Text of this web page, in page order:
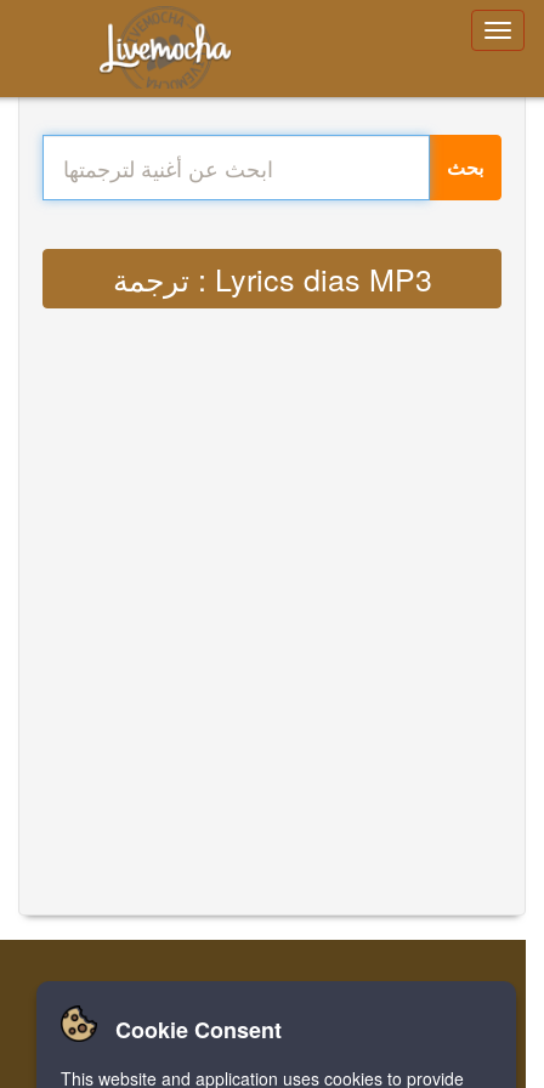
بحث
ترجمة : Lyrics dias MP3
الصفحة الرئيسية تسجيل الدخول
ترجمة الموسيقى
Cookie Consent
This website and application uses cookies to provide